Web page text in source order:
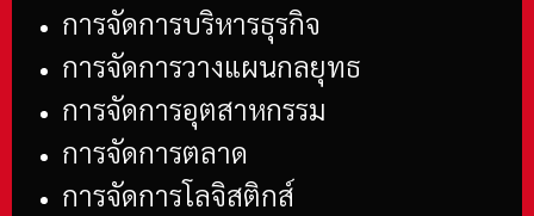
การจัดการบริหารธุรกิจ
การจัดการวางแผนกลยุทธ
การจัดการอุตสาหกรรม
การจัดการตลาด
การจัดการโลจิสติกส์